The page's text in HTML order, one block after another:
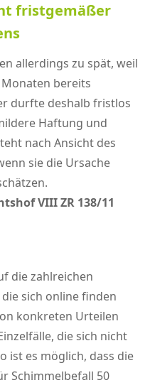
fristgemäßer
allerdings zu spät, weil
bereits
durfte deshalb fristlos
Haftung und
nach Ansicht des
sie die Ursache
VIII ZR 138/11
die zahlreichen
sich online finden
konkreten Urteilen
die sich nicht
ist es möglich, dass die
Schimmelbefall 50